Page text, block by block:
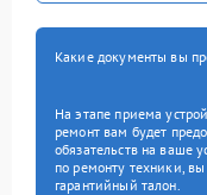
Какие документы вы
На этапе приема
ремонт вам будет
обязательств на ваше
по ремонту техники,
гарантийный талон.